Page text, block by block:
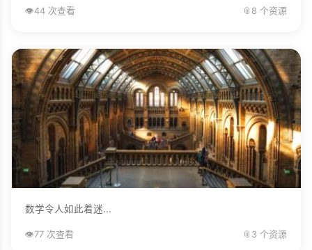
👁️44 次查看 📎 8 个资源
数学令人如此着迷...
👁️77 次查看 📎 3 个资源